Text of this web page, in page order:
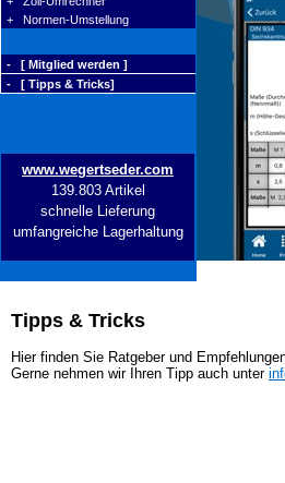
+ Normen-Umstellung
- [ Mitglied werden ]
- [ Tipps & Tricks]
www.wegertseder.com
139.803 Artikel
schnelle Lieferung
umfangreiche Lagerhaltung
Tipps & Tricks
Hier finden Sie Ratgeber und
Gerne nehmen wir Ihren Tipp auch unter